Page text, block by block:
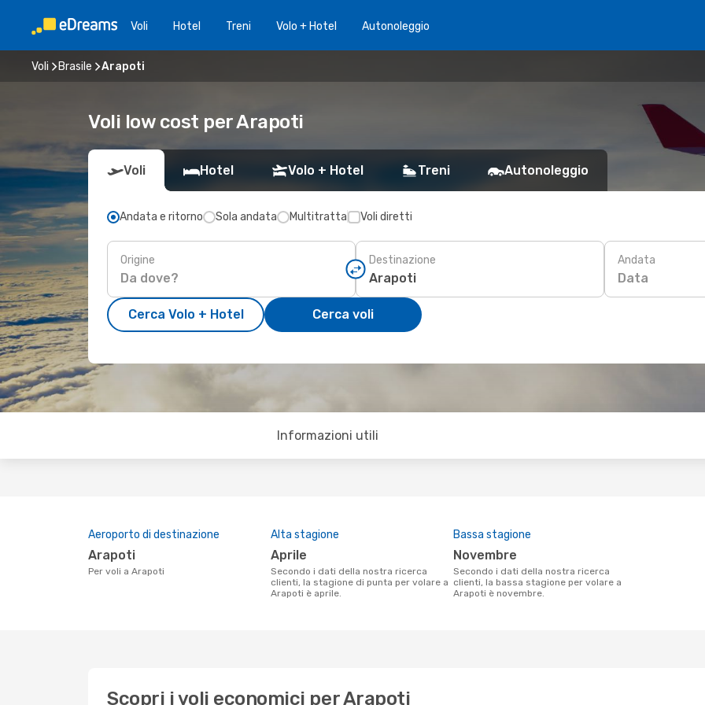
Voli Hotel Treni Volo + Hotel Autonoleggio
Voli Brasile Arapoti
Voli low cost per Arapoti
Voli Hotel Volo + Hotel Treni Autonoleggio
Andata e ritorno Sola andata Multitratta Voli diretti
Origine Destinazione Andata
Data
Cerca Volo + Hotel Cerca voli
Informazioni utili
Aeroporto di destinazione
Arapoti
Per voli a Arapoti
Alta stagione
aprile
Secondo i dati della nostra ricerca
clienti, la stagione di punta per volare a
Arapoti è aprile.
Bassa stagione
novembre
Secondo i dati della nostra ricerca
clienti, la bassa stagione per volare a
Arapoti è novembre.
Scopri i voli economici per Arapoti